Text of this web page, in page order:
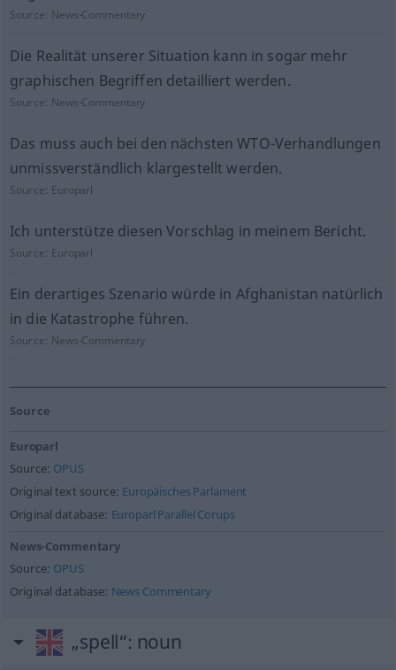
Source: News-Commentary
Die Realität unserer Situation kann in sogar mehr
graphischen Begriffen detailliert werden.
Source: News-Commentary
Das muss auch bei den nächsten WTO-Verhandlungen
unmissverständlich klargestellt werden.
Source: Europarl
Ich unterstütze diesen Vorschlag in meinem Bericht.
Source: Europarl
Ein derartiges Szenario würde in Afghanistan natürlich
in die Katastrophe führen.
Source: News-Commentary
Source
Europarl
Source: OPUS
Original text source: Europäisches Parlament
Original database: Europarl Parallel Corups
News-Commentary
Source: OPUS
Original database: News Commentary
„spell“: noun